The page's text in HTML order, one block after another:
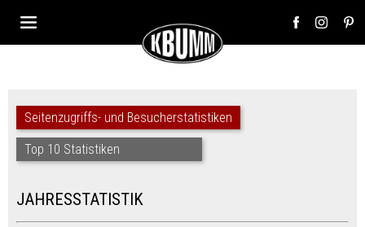
Seitenzugriffs- und Besucherstatistiken
Top 10 Statistiken
JAHRESSTATISTIK